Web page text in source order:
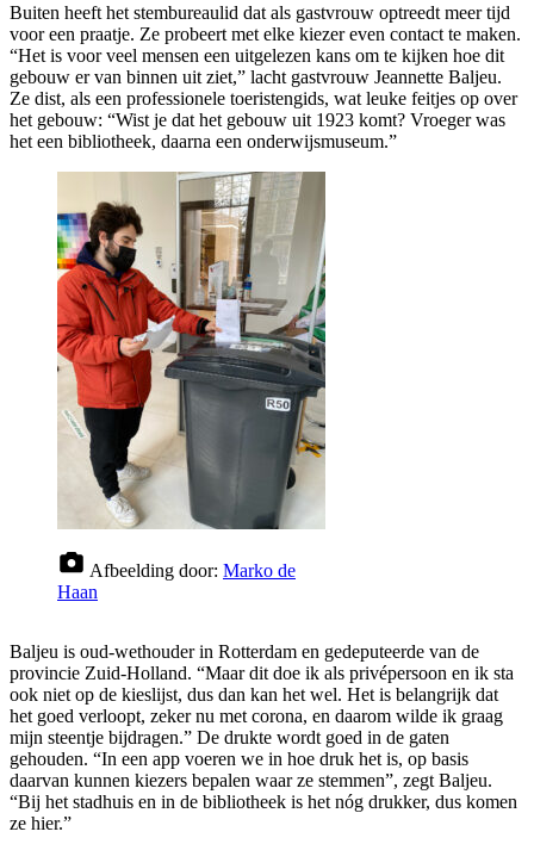
Buiten heeft het stembureaulid dat als gastvrouw optreedt meer tijd
voor een praatje. Ze probeert met elke kiezer even contact te maken.
“Het is voor veel mensen een uitgelezen kans om te kijken hoe dit
gebouw er van binnen uit ziet,” lacht gastvrouw Jeannette Baljeu.
Ze dist, als een professionele toeristengids, wat leuke feitjes op over
het gebouw: “Wist je dat het gebouw uit 1923 komt? Vroeger was
het een bibliotheek, daarna een onderwijsmuseum.”
Afbeelding door: Marko de
Haan
Baljeu is oud-wethouder in Rotterdam en gedeputeerde van de
provincie Zuid-Holland. “Maar dit doe ik als privépersoon en ik sta
ook niet op de kieslijst, dus dan kan het wel. Het is belangrijk dat
het goed verloopt, zeker nu met corona, en daarom wilde ik graag
mijn steentje bijdragen.” De drukte wordt goed in de gaten
gehouden. “In een app voeren we in hoe druk het is, op basis
daarvan kunnen kiezers bepalen waar ze stemmen”, zegt Baljeu.
“Bij het stadhuis en in de bibliotheek is het nóg drukker, dus komen
ze hier.”